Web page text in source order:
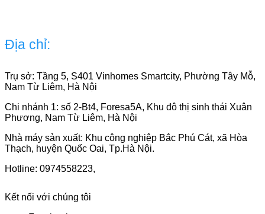
Địa chỉ:
Trụ sở: Tầng 5, S401 Vinhomes Smartcity, Phường Tây Mỗ,
Nam Từ Liêm, Hà Nội
Chi nhánh 1: số 2-Bt4, Foresa5A, Khu đô thị sinh thái Xuân
Phương, Nam Từ Liêm, Hà Nội
Nhà máy sản xuất: Khu công nghiệp Bắc Phú Cát, xã Hòa
Thạch, huyện Quốc Oai, Tp.Hà Nội.
Hotline: 0974558223,
Kết nối với chúng tôi